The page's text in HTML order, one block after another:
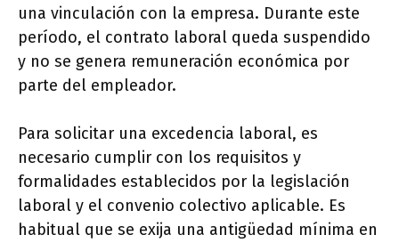
una vinculación con la empresa. Durante este
período, el contrato laboral queda suspendido
y no se genera remuneración económica por
parte del empleador.
Para solicitar una excedencia laboral, es
necesario cumplir con los requisitos y
formalidades establecidos por la legislación
laboral y el convenio colectivo aplicable. Es
habitual que se exija una antigüedad mínima en